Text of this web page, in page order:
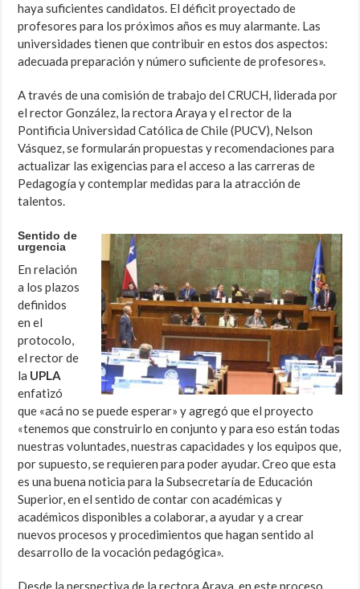
haya suficientes candidatos. El déficit proyectado de
profesores para los próximos años es muy alarmante. Las
universidades tienen que contribuir en estos dos aspectos:
adecuada preparación y número suficiente de profesores».
A través de una comisión de trabajo del CRUCH, liderada por
el rector González, la rectora Araya y el rector de la
Pontificia Universidad Católica de Chile (PUCV), Nelson
Vásquez, se formularán propuestas y recomendaciones para
actualizar las exigencias para el acceso a las carreras de
Pedagogía y contemplar medidas para la atracción de
talentos.
Sentido de
urgencia
En relación
a los plazos
definidos
en el
protocolo,
el rector de
la UPLA
enfatizó
que «acá no se puede esperar» y agregó que el proyecto
«tenemos que construirlo en conjunto y para eso están todas
nuestras voluntades, nuestras capacidades y los equipos que,
por supuesto, se requieren para poder ayudar. Creo que esta
es una buena noticia para la Subsecretaría de Educación
Superior, en el sentido de contar con académicas y
académicos disponibles a colaborar, a ayudar y a crear
nuevos procesos y procedimientos que hagan sentido al
desarrollo de la vocación pedagógica».